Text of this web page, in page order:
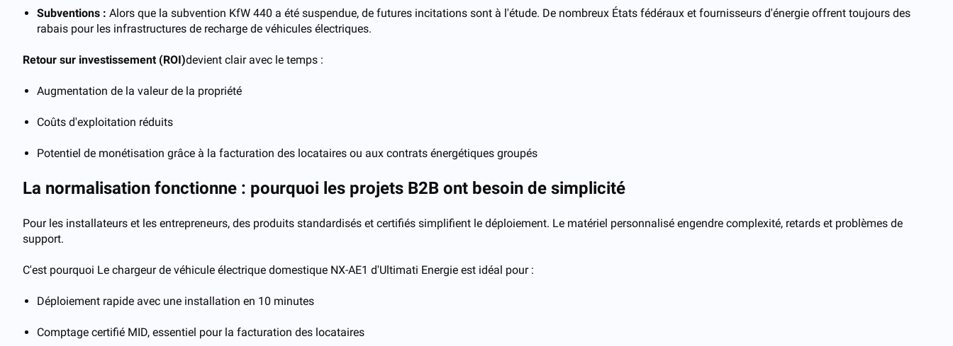
Subventions : Alors que la subvention KfW 440 a été suspendue, de futures incitations sont à l'étude. De nombreux États fédéraux et fournisseurs d'énergie offrent toujours des
rabais pour les infrastructures de recharge de véhicules électriques.
Retour sur investissement (ROI)devient clair avec le temps :
Augmentation de la valeur de la propriété
Coûts d'exploitation réduits
Potentiel de monétisation grâce à la facturation des locataires ou aux contrats énergétiques groupés
La normalisation fonctionne : pourquoi les projets B2B ont besoin de simplicité
Pour les installateurs et les entrepreneurs, des produits standardisés et certifiés simplifient le déploiement. Le matériel personnalisé engendre complexité, retards et problèmes de
support.
C'est pourquoi Le chargeur de véhicule électrique domestique NX-AE1 d'Ultimati Energie est idéal pour :
Déploiement rapide avec une installation en 10 minutes
Comptage certifié MID, essentiel pour la facturation des locataires